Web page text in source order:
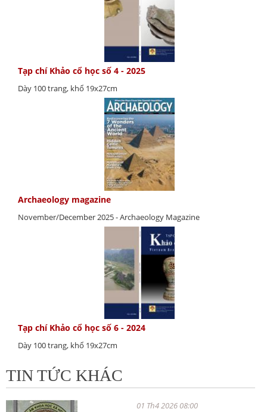
Tạp chí Khảo cổ học số 4 - 2025
Dày 100 trang, khổ 19x27cm
Archaeology magazine
November/December 2025 - Archaeology Magazine
Tạp chí Khảo cổ học số 6 - 2024
Dày 100 trang, khổ 19x27cm
TIN TỨC KHÁC
01 Th4 2026 08:00